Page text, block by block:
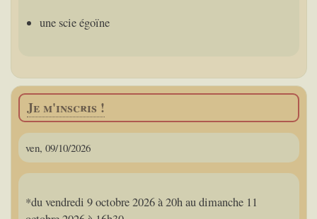
une scie égoïne
Je m'inscris !
ven, 09/10/2026
*du vendredi 9 octobre 2026 à 20h au dimanche 11